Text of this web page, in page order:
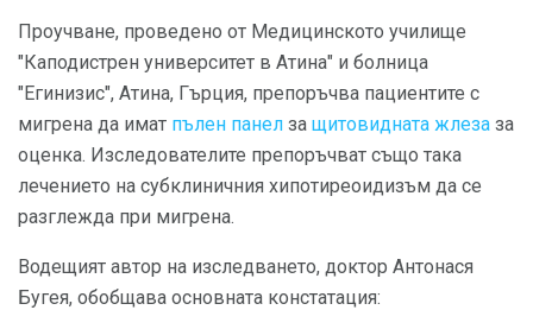
Проучване, проведено от Медицинското училище
"Каподистрен университет в Атина" и болница
"Егинизис", Атина, Гърция, препоръчва пациентите с
мигрена да имат пълен панел за щитовидната жлеза за
оценка. Изследователите препоръчват също така
лечението на субклиничния хипотиреоидизъм да се
разглежда при мигрена.
Водещият автор на изследването, доктор Антонася
Бугея, обобщава основната констатация: